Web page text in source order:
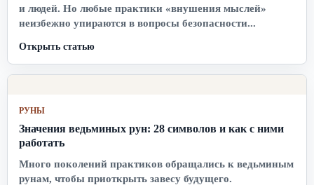
и людей. Но любые практики «внушения мыслей»
неизбежно упираются в вопросы безопасности...
Открыть статью
РУНЫ
Значения ведьминых рун: 28 символов и как с ними
работать
Много поколений практиков обращались к ведьминым
рунам, чтобы приоткрыть завесу будущего.